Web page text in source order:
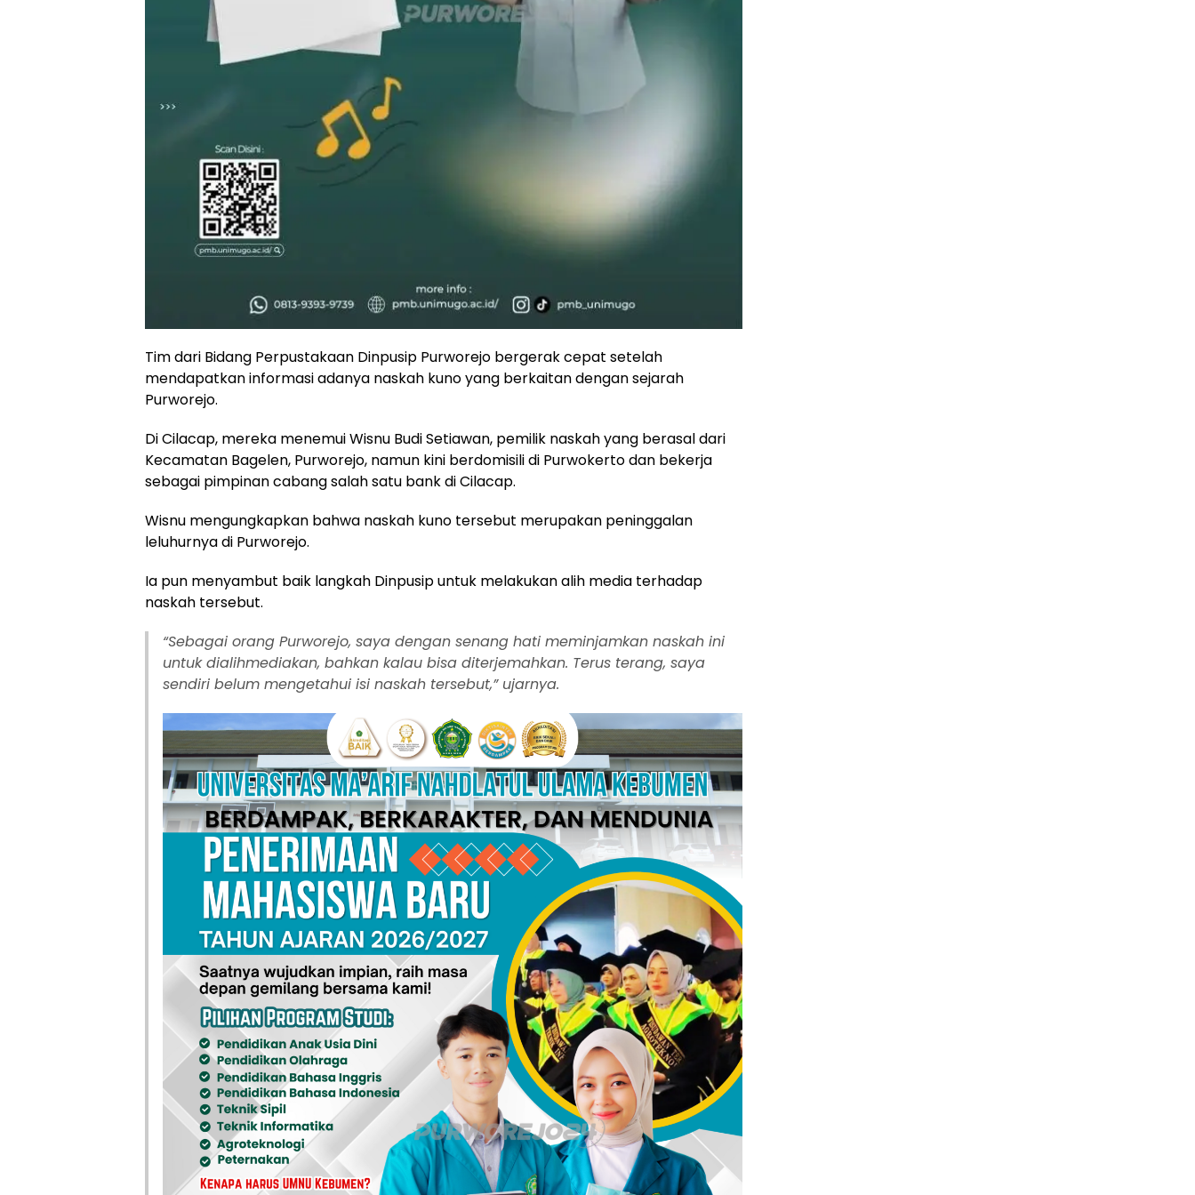
Tim dari Bidang Perpustakaan Dinpusip Purworejo bergerak cepat setelah
mendapatkan informasi adanya naskah kuno yang berkaitan dengan sejarah
Purworejo.
Di Cilacap, mereka menemui Wisnu Budi Setiawan, pemilik naskah yang berasal dari
Kecamatan Bagelen, Purworejo, namun kini berdomisili di Purwokerto dan bekerja
sebagai pimpinan cabang salah satu bank di Cilacap.
Wisnu mengungkapkan bahwa naskah kuno tersebut merupakan peninggalan
leluhurnya di Purworejo.
Ia pun menyambut baik langkah Dinpusip untuk melakukan alih media terhadap
naskah tersebut.
“Sebagai orang Purworejo, saya dengan senang hati meminjamkan naskah ini
untuk dialihmediakan, bahkan kalau bisa diterjemahkan. Terus terang, saya
sendiri belum mengetahui isi naskah tersebut,” ujarnya.